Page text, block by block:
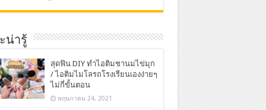
น่ารู้
สุดฟิน DIY ทำไอติมชานมไข่มุก
/ ไอติมไมโลรถโรงเรียนเองง่ายๆ
ไม่กี่ขั้นตอน
พฤษภาคม 24, 2021